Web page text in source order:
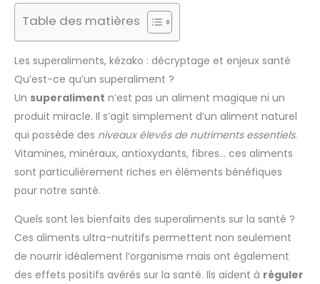
Table des matières
Les superaliments, kézako : décryptage et enjeux santé
Qu’est-ce qu’un superaliment ?
Un superaliment n’est pas un aliment magique ni un
produit miracle. Il s’agit simplement d’un aliment naturel
qui possède des niveaux élevés de nutriments essentiels.
Vitamines, minéraux, antioxydants, fibres… ces aliments
sont particulièrement riches en éléments bénéfiques
pour notre santé.
Quels sont les bienfaits des superaliments sur la santé ?
Ces aliments ultra-nutritifs permettent non seulement
de nourrir idéalement l’organisme mais ont également
des effets positifs avérés sur la santé. Ils aident à réguler